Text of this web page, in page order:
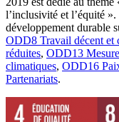
l’inclusivité et l’équité
développement durable
ODD8 Travail décent et
réduites, ODD13
climatiques, ODD16
Partenariats.